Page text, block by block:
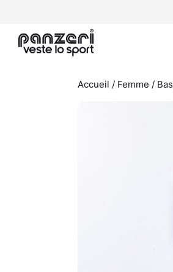
contenu
Accueil / Femme / Bas